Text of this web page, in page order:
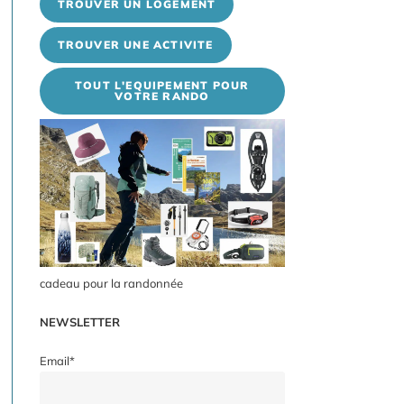
TROUVER UN LOGEMENT
TROUVER UNE ACTIVITE
TOUT L'EQUIPEMENT POUR
VOTRE RANDO
cadeau pour la randonnée
NEWSLETTER
Email*